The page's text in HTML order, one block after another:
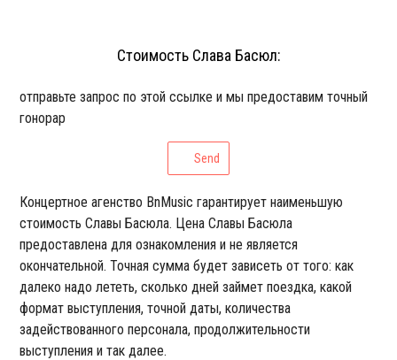
Стоимость Слава Басюл:
отправьте запрос по этой ссылке и мы предоставим точный
гонорар
Send
Концертное агенство BnMusic гарантирует наименьшую
стоимость Славы Басюла. Цена Славы Басюла
предоставлена для ознакомления и не является
окончательной. Точная сумма будет зависеть от того: как
далеко надо лететь, сколько дней займет поездка, какой
формат выступления, точной даты, количества
задействованного персонала, продолжительности
выступления и так далее.